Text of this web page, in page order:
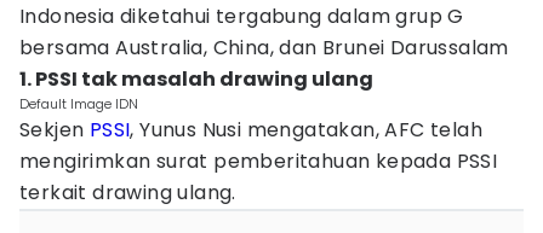
Indonesia diketahui tergabung dalam grup G
bersama Australia, China, dan Brunei Darussalam
1. PSSI tak masalah drawing ulang
Default Image IDN
Sekjen PSSI, Yunus Nusi mengatakan, AFC telah
mengirimkan surat pemberitahuan kepada PSSI
terkait drawing ulang.